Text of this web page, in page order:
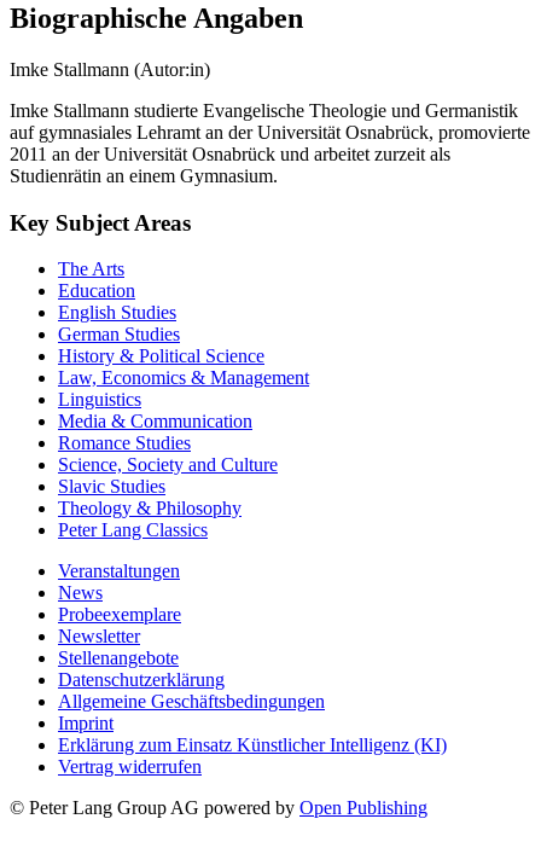
Biographische Angaben
Imke Stallmann (Autor:in)
Imke Stallmann studierte Evangelische Theologie und Germanistik
auf gymnasiales Lehramt an der Universität Osnabrück, promovierte
2011 an der Universität Osnabrück und arbeitet zurzeit als
Studienrätin an einem Gymnasium.
Key Subject Areas
The Arts
Education
English Studies
German Studies
History & Political Science
Law, Economics & Management
Linguistics
Media & Communication
Romance Studies
Science, Society and Culture
Slavic Studies
Theology & Philosophy
Peter Lang Classics
Veranstaltungen
News
Probeexemplare
Newsletter
Stellenangebote
Datenschutzerklärung
Allgemeine Geschäftsbedingungen
Imprint
Erklärung zum Einsatz Künstlicher Intelligenz (KI)
Vertrag widerrufen
© Peter Lang Group AG powered by Open Publishing